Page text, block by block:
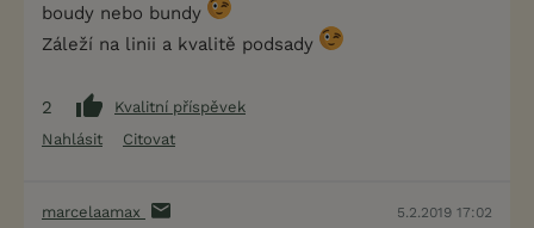
boudy nebo bundy
Záleží na linii a kvalitě podsady
2
Kvalitní příspěvek
Nahlásit
Citovat
marcelaamax 5.2.2019 17:02